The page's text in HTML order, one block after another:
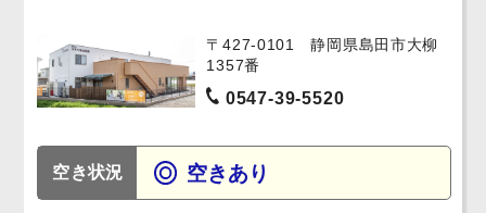
〒427-0101 静岡県島田市大柳
1357番
0547-39-5520
空き状況 空きあり